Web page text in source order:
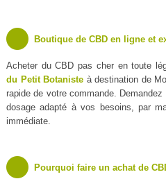
Boutique de CBD en ligne et
Acheter du CBD pas cher en toute
du Petit Botaniste à destination de
rapide de votre commande.
dosage adapté à vos besoins, par
immédiate.
Pourquoi faire un achat de